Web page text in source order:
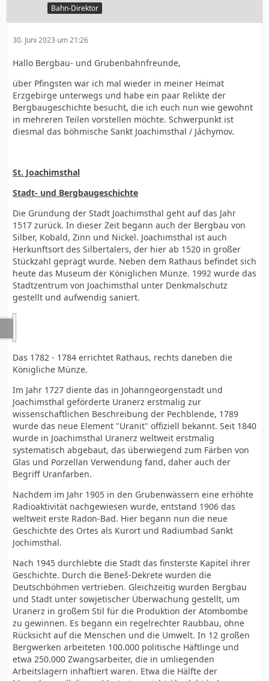
Bahn-Direktor
30. Juni 2023 um 21:26
Hallo Bergbau- und Grubenbahnfreunde,
über Pfingsten war ich mal wieder in meiner Heimat
Erzgebirge unterwegs und habe ein paar Relikte der
Bergbaugeschichte besucht, die ich euch nun wie gewohnt
in mehreren Teilen vorstellen möchte. Schwerpunkt ist
diesmal das böhmische Sankt Joachimsthal / Jáchymov.
St. Joachimsthal
Stadt- und Bergbaugeschichte
Die Gründung der Stadt Joachimsthal geht auf das Jahr
1517 zurück. In dieser Zeit begann auch der Bergbau von
Silber, Kobald, Zinn und Nickel. Joachimsthal ist auch
Herkunftsort des Silbertalers, der hier ab 1520 in großer
Stückzahl geprägt wurde. Neben dem Rathaus befindet sich
heute das Museum der Königlichen Münze. 1992 wurde das
Stadtzentrum von Joachimsthal unter Denkmalschutz
gestellt und aufwendig saniert.
Das 1782 - 1784 errichtet Rathaus, rechts daneben die
Königliche Münze.
Im Jahr 1727 diente das in Johanngeorgenstadt und
Joachimsthal geförderte Uranerz erstmalig zur
wissenschaftlichen Beschreibung der Pechblende, 1789
wurde das neue Element "Uranit" offiziell bekannt. Seit 1840
wurde in Joachimsthal Uranerz weltweit erstmalig
systematisch abgebaut, das überwiegend zum Färben von
Glas und Porzellan Verwendung fand, daher auch der
Begriff Uranfarben.
Nachdem im Jahr 1905 in den Grubenwässern eine erhöhte
Radioaktivität nachgewiesen wurde, entstand 1906 das
weltweit erste Radon-Bad. Hier begann nun die neue
Geschichte des Ortes als Kurort und Radiumbad Sankt
Jochimsthal.
Nach 1945 durchlebte die Stadt das finsterste Kapitel ihrer
Geschichte. Durch die Beneš-Dekrete wurden die
Deutschböhmen vertrieben. Gleichzeitig wurden Bergbau
und Stadt unter sowjetischer Überwachung gestellt, um
Uranerz in großem Stil für die Produktion der Atombombe
zu gewinnen. Es begann ein regelrechter Raubbau, ohne
Rücksicht auf die Menschen und die Umwelt. In 12 großen
Bergwerken arbeiteten 100.000 politische Häftlinge und
etwa 250.000 Zwangsarbeiter, die in umliegenden
Arbeitslagern inhaftiert waren. Etwa die Hälfte der